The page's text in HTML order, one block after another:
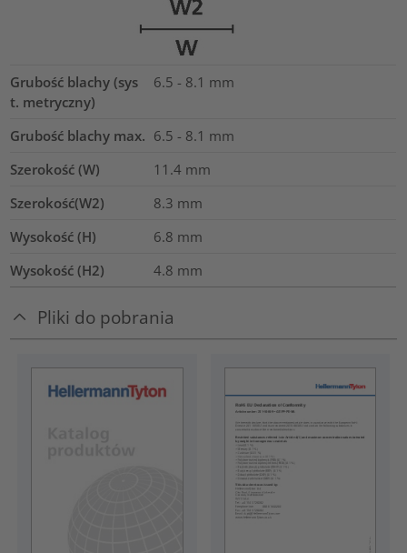
Grubość blachy (sys
t. metryczny)
6.5 - 8.1 mm
Grubość blachy max. 6.5 - 8.1 mm
Szerokość (W)
11.4 mm
Szerokość(W2)
8.3 mm
Wysokość (H)
6.8 mm
Wysokość (H2)
4.8 mm
Pliki do pobrania